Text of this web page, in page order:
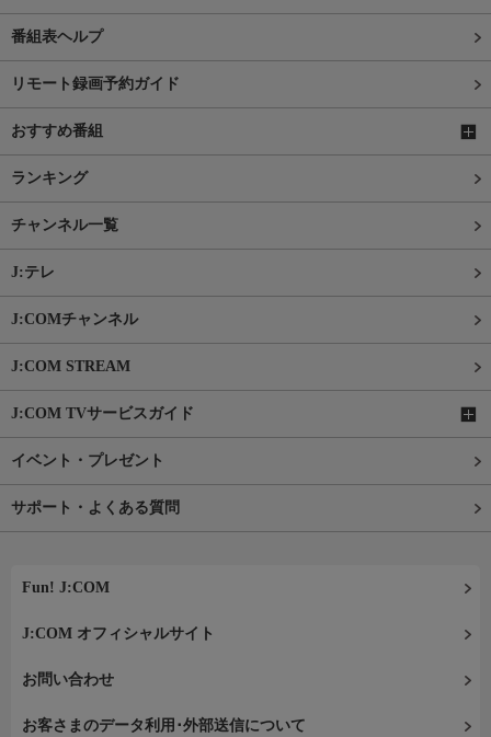
番組表ヘルプ
リモート録画予約ガイド
おすすめ番組
ランキング
チャンネル一覧
J:テレ
J:COMチャンネル
J:COM STREAM
J:COM TVサービスガイド
イベント・プレゼント
サポート・よくある質問
Fun! J:COM
J:COM オフィシャルサイト
お問い合わせ
お客さまのデータ利用･外部送信について